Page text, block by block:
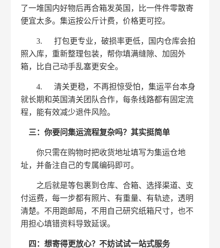
了一堆国内好物后再合箱发英国，比一件件零散寄
便宜太多。集运按公斤计费，价格更可控。
3. 打包更专业，破损率更低，国内仓库会拍
照入库，重新整理包装，帮你填满缝隙、加固外
箱，比自己动手乱塞更安全。
4. 清关更稳，不再担惊受怕，集运平台本身
就长期和英国清关团队合作，每条线路都有固定流
程，能有效减少退件风险。
三：你要问集运流程复杂吗？其实挺简单
你只需在购物时把收货地址填写为集运仓地
址，并备注自己的专属编码即可。
之后就是等包裹到仓库、合箱、选择渠道、支
付运费，每一步都有照片、有重量、有轨迹，透明
清楚。不用跑邮局，不用自己研究纸箱尺寸，也不
用担心填错资料导致延误。
四：想寄得更放心？不妨试试一站式服务